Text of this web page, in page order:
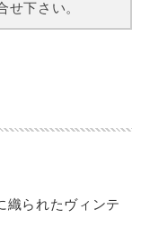
せ下さい。
織られたヴィンテ